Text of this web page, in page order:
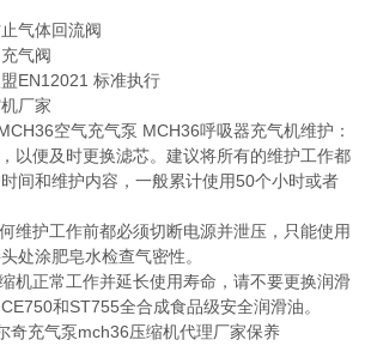
气体回流阀
气阀
EN12021 标准执行
厂家
空气充气泵 MCH36呼吸器充气机维护：
以便及时更换滤芯。建议将所有的维护工作都
间和维护内容，一般累计使用50个小时或者
维护工作前都必须切断电源并泄压，只能使用
处涂肥皂水检查气密性。
机正常工作并延长使用寿命，请不要更换润滑
和ST755全合成食品级安全润滑油。